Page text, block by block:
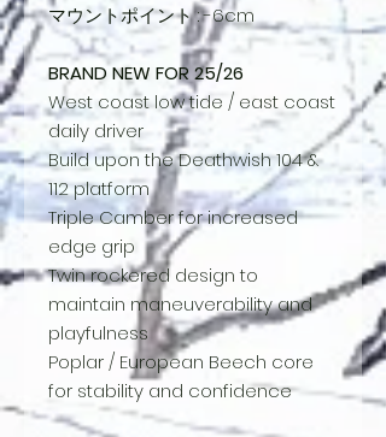
マウントポイント : -6cm
BRAND NEW FOR 25/26
West coast low tide / east coast
daily driver
Build upon the Deathwish 104 &
112 platform
Triple Camber for increased
edge grip
Twin rockered design to
maintain maneuverability and
playfulness
Poplar / European Beech core
for stability and confidence